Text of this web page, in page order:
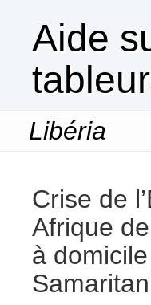
Aide
Libéria
Crise de
Afrique
à